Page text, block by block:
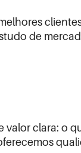
de
clara: o